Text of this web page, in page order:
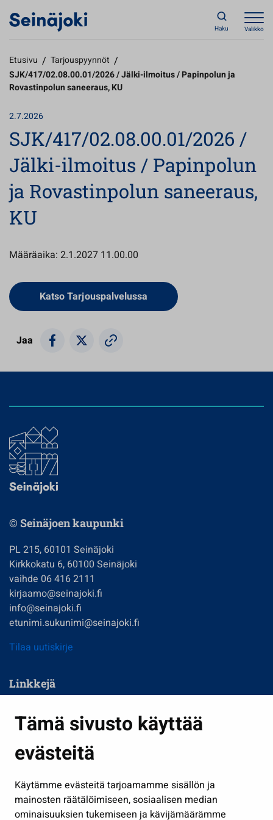
Tämä sivusto käyttää
evästeitä
Käytämme evästeitä tarjoamamme sisällön ja
mainosten räätälöimiseen, sosiaalisen median
ominaisuuksien tukemiseen ja kävijämäärämme
Haku Valikko
Etusivu / Tarjouspyynnöt /
SJK/417/02.08.00.01/2026 / Jälki-ilmoitus / Papinpolun ja
Rovastinpolun saneeraus, KU
2.7.2026
SJK/417/02.08.00.01/2026 /
Jälki-ilmoitus / Papinpolun
ja Rovastinpolun saneeraus,
KU
Määräaika: 2.1.2027 11.00.00
Katso Tarjouspalvelussa Avautuu uuteen välilehteen
Jaa
© Seinäjoen kaupunki
PL 215, 60101 Seinäjoki
Kirkkokatu 6, 60100 Seinäjoki
vaihde 06 416 2111
kirjaamo@seinajoki.fi
info@seinajoki.fi
etunimi.sukunimi@seinajoki.fi
Tilaa uutiskirje
Linkkejä
Kasvatus ja opetus
Kulttuuri ja liikunta
Työ ja yrittäminen
Osallistu ja asioi